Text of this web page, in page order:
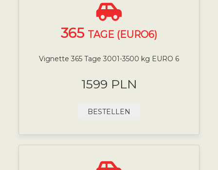
365 TAGE (EURO6)
Vignette 365 Tage 3001-3500 kg EURO 6
1599 PLN
BESTELLEN